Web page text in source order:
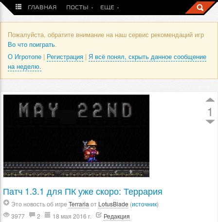
ГЛАВНАЯ ПОСТЫ ЕЩЕ
Пожалуйста, обратите внимание на наш сервис рекомендаций игр
Во что поиграть.
О Игротопе | Регистрация | Я всё понял, скрыть данное сообщение
на неделю.
1
Патч 1.3.1 для ПК уже скоро: Террария
Это новость об игре Terraria от LotusBlade (источник)
3977
2 18 мая 2016 г. Редакция